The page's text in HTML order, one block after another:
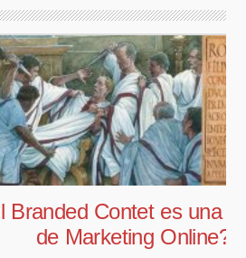
Contet es una técnica
Online?